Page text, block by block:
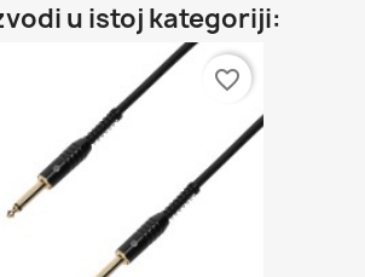
u istoj kategoriji:
favorite_border